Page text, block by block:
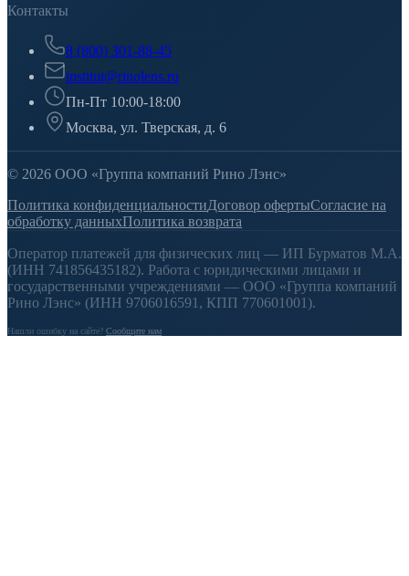
Контакты
8 (800) 301-88-45
institut@rinolens.ru
Пн-Пт 10:00-18:00
Москва, ул. Тверская, д. 6
© 2026 ООО «Группа компаний Рино Лэнс»
Политика конфиденциальностиДоговор офертыСогласие на
обработку данныхПолитика возврата
Оператор платежей для физических лиц — ИП Бурматов М.А.
(ИНН 741856435182). Работа с юридическими лицами и
государственными учреждениями — ООО «Группа компаний
Рино Лэнс» (ИНН 9706016591, КПП 770601001).
Нашли ошибку на сайте? Сообщите нам